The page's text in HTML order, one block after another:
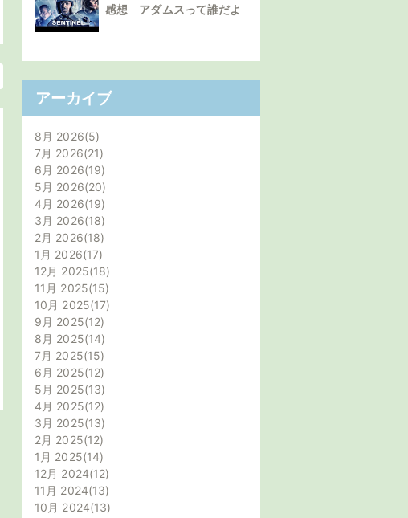
感想 アダムスって誰だよ
アーカイブ
8月 2026 5
7月 2026 21
6月 2026 19
5月 2026 20
4月 2026 19
3月 2026 18
2月 2026 18
1月 2026 17
12月 2025 18
11月 2025 15
10月 2025 17
9月 2025 12
8月 2025 14
7月 2025 15
6月 2025 12
5月 2025 13
4月 2025 12
3月 2025 13
2月 2025 12
1月 2025 14
12月 2024 12
11月 2024 13
10月 2024 13